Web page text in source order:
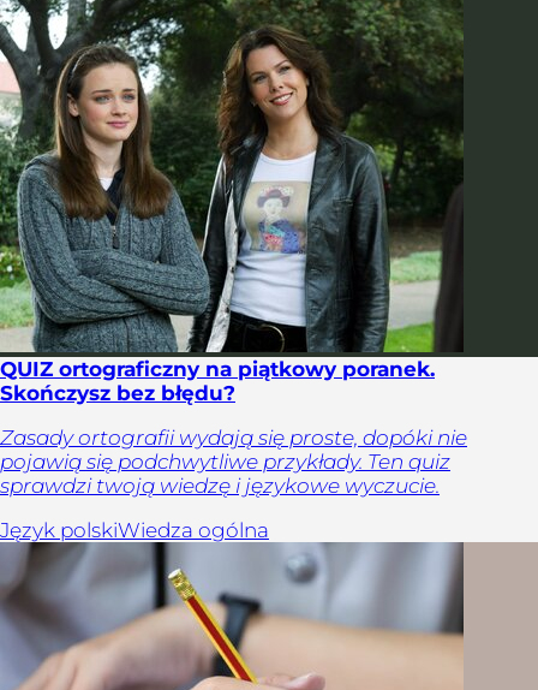
QUIZ ortograficzny na piątkowy poranek.
Skończysz bez błędu?
Zasady ortografii wydają się proste, dopóki nie
pojawią się podchwytliwe przykłady. Ten quiz
sprawdzi twoją wiedzę i językowe wyczucie.
Język polskiWiedza ogólna